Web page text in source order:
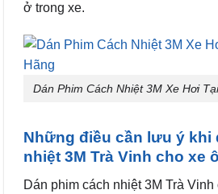
ở trong xe.
Dán Phim Cách Nhiệt 3M Xe Hơi
Những điều cần lưu ý khi
nhiệt 3M Trà Vinh cho xe
Dán phim cách nhiệt 3M Trà